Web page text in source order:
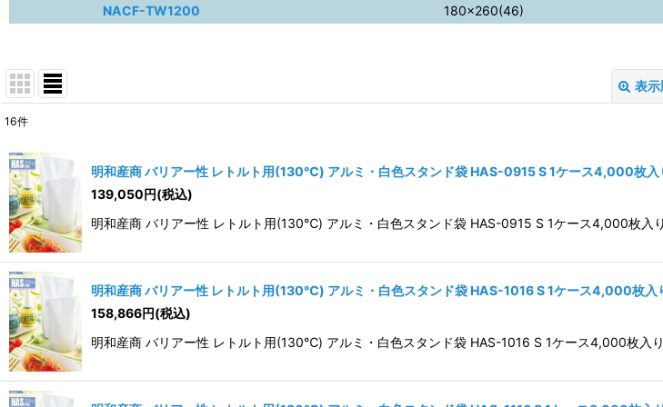
NACF-TW1200 180×260(46)
表
並び順
16件
明和産商 バリアー性 レトルト用(130℃) アルミ・白色スタンド袋 HAS-0915 S 1ケース4,000枚入
139,050円(税込)
明和産商 バリアー性 レトルト用(130℃) アルミ・白色スタンド袋 HAS-0915 S 1ケース4,000枚
明和産商 バリアー性 レトルト用(130℃) アルミ・白色スタンド袋 HAS-1016 S 1ケース4,000枚入
158,866円(税込)
明和産商 バリアー性 レトルト用(130℃) アルミ・白色スタンド袋 HAS-1016 S 1ケース4,000枚